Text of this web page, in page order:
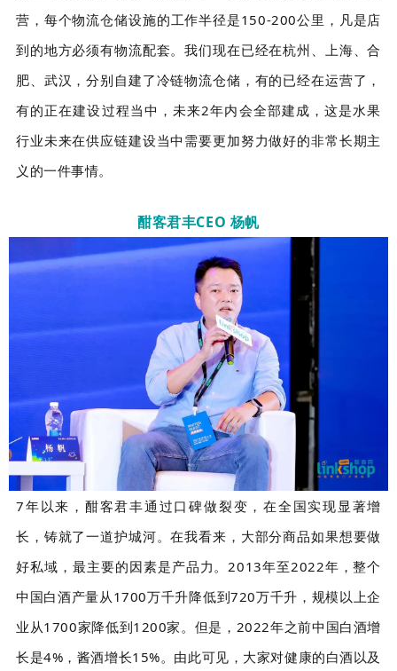
营，每个物流仓储设施的工作半径是150-200公里，凡是店
到的地方必须有物流配套。我们现在已经在杭州、上海、合
肥、武汉，分别自建了冷链物流仓储，有的已经在运营了，
有的正在建设过程当中，未来2年内会全部建成，这是水果
行业未来在供应链建设当中需要更加努力做好的非常长期主
义的一件事情。
酣客君丰CEO 杨帆
7年以来，酣客君丰通过口碑做裂变，在全国实现显著增
长，铸就了一道护城河。在我看来，大部分商品如果想要做
好私域，最主要的因素是产品力。2013年至2022年，整个
中国白酒产量从1700万千升降低到720万千升，规模以上企
业从1700家降低到1200家。但是，2022年之前中国白酒增
长是4%，酱酒增长15%。由此可见，大家对健康的白酒以及